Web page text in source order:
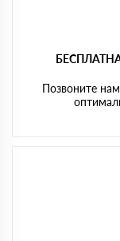
Позвоните